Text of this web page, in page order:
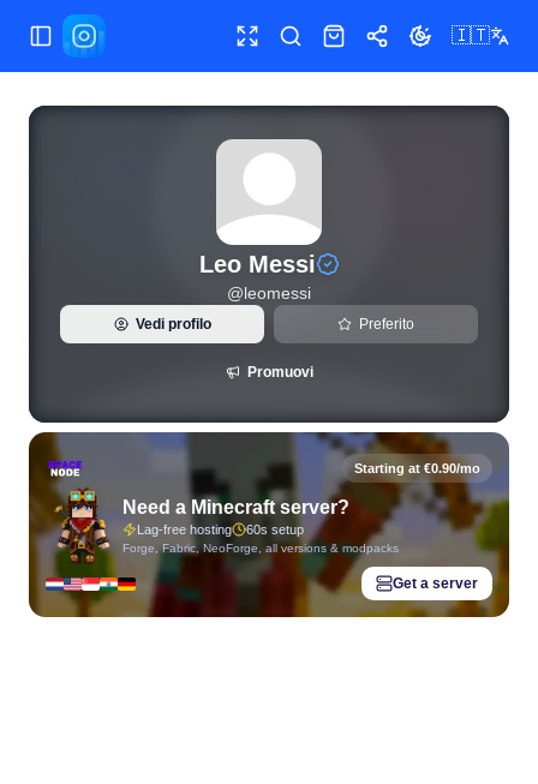
Apri/chiudi menu Schermo intero
CercaShopCondividiCambia tema
🇮🇹
Statistiche Instagram live e analisi follower per Leo Messi
Leo Messi
@leomessi
Vedi profilo Preferito
Promuovi
Starting at €0.90/mo
Need a Minecraft server?
Lag-free hosting 60s setup
Forge, Fabric, NeoForge, all versions & modpacks
Get a server